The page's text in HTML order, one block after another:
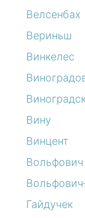
Велсенбах
Вериньш
Винкелес
Вину
Винцент
Вольфович
Гайдучек